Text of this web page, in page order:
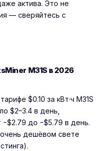
актива. Это не
— сверяйтесь с
M31S в 2026
$0.10 за кВт·ч M31S
$2–3.4 в день,
до −$5.79 в день.
дешёвом свете